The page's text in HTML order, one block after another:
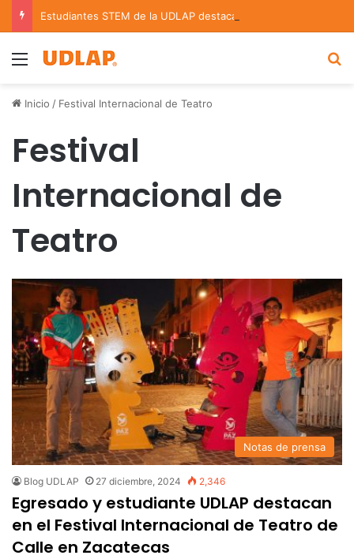
Menu
Inicio / Festival Internacional de Teatro
Festival
Internacional de
Teatro
Notas de prensa
Blog UDLAP 27 diciembre, 2024 2,346
Egresado y estudiante UDLAP destacan
en el Festival Internacional de Teatro de
Calle en Zacatecas